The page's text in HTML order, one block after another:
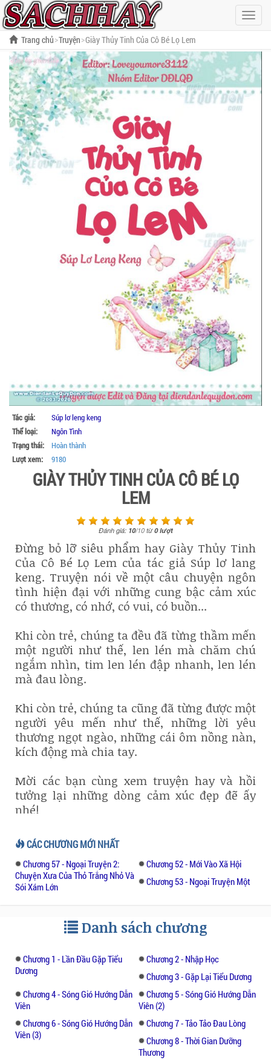
Hiện
menu
Trang chủ Truyện Giày Thủy Tinh Của Cô Bé Lọ Lem
Tác giả:
Súp lơ leng keng
Thể loại:
Ngôn Tình
Trạng thái:
Hoàn thành
Lượt xem:
9180
GIÀY THỦY TINH CỦA CÔ BÉ LỌ
LEM
Đánh giá: 10/10từ0lượt
Đừng bỏ lỡ siêu phẩm hay Giày Thủy Tinh
Của Cô Bé Lọ Lem của tác giả Súp lơ lang
keng. Truyện nói về một câu chuyện ngôn
tình hiện đại với những cung bậc cảm xúc
có thương, có nhớ, có vui, có buồn...
Khi còn trẻ, chúng ta đều đã từng thầm mến
một người như thế, len lén mà chăm chú
ngắm nhìn, tim len lén đập nhanh, len lén
mà đau lòng.
Khi còn trẻ, chúng ta cũng đã từng được một
người yêu mến như thế, những lời yêu
thương ngọt ngào, những cái ôm nồng nàn,
kích động mà chia tay.
Mời các bạn cùng xem truyện hay và hồi
tưởng lại những dòng cảm xúc đẹp đẽ ấy
nhé!
CÁC CHƯƠNG MỚI NHẤT
Chương 57 - Ngoại Truyện 2:
Chuyện Xưa Của Thỏ Trắng Nhỏ Và
Sói Xám Lớn
Chương 52 - Mới Vào Xã Hội
Chương 53 - Ngoại Truyện Một
Danh sách chương
Chương 1 - Lần Đầu Gặp Tiểu
Dương
Chương 2 - Nhập Học
Chương 3 - Gặp Lại Tiểu Dương
Chương 4 - Sóng Gió Hướng Dẫn
Viên
Chương 5 - Sóng Gió Hướng Dẫn
Viên (2)
Chương 6 - Sóng Gió Hướng Dẫn
Viên (3)
Chương 7 - Tảo Tảo Đau Lòng
Chương 8 - Thời Gian Dưỡng
Thương